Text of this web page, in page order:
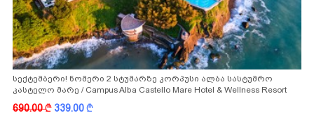
სექტემბერი! ნომერი 2 სტუმარზე კორპუსი ალბა სასტუმრო
კასტელო მარე / Campus Alba Castello Mare Hotel & Wellness Resort
-სგან!
690.00k 339.00k